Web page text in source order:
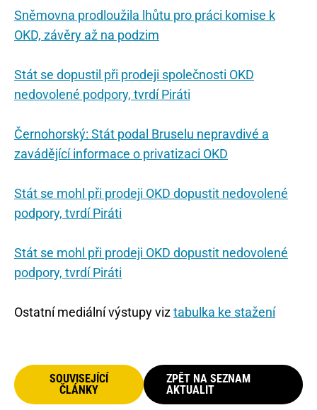
Sněmovna prodloužila lhůtu pro práci komise k
OKD, závěry až na podzim
Stát se dopustil při prodeji společnosti OKD
nedovolené podpory, tvrdí Piráti
Černohorský: Stát podal Bruselu nepravdivé a
zavádějící informace o privatizaci OKD
Stát se mohl při prodeji OKD dopustit nedovolené
podpory, tvrdí Piráti
Stát se mohl při prodeji OKD dopustit nedovolené
podpory, tvrdí Piráti
Ostatní mediální výstupy viztabulka ke stažení
SOUVISEJÍCÍ
ČLÁNKY
ZPĚT NA SEZNAM
AKTUALIT